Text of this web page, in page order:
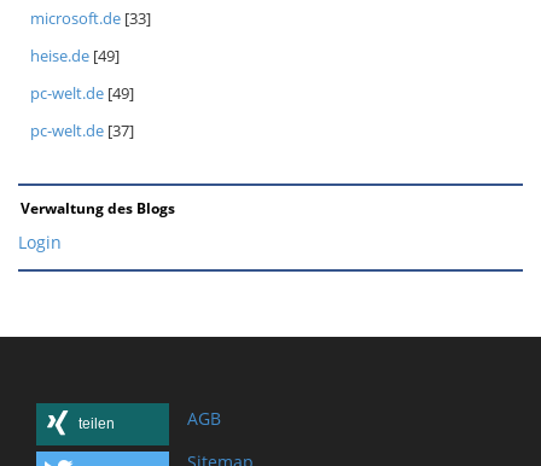
microsoft.de [33]
heise.de [49]
pc-welt.de [49]
pc-welt.de [37]
Verwaltung des Blogs
Login
teilen
AGB